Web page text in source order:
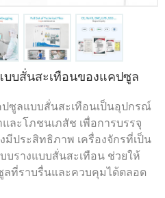
บบสั่นสะเทือนของแคปซูล
ซูลแบบสั่นสะเทือนเป็นอุปกรณ์
ละโภชนเภสัช เพื่อการบรรจุ
ประสิทธิภาพ เครื่องจักรที่เป็น
รางแบบสั่นสะเทือน ช่วยให้
ลที่ราบรื่นและควบคุมได้ตลอด